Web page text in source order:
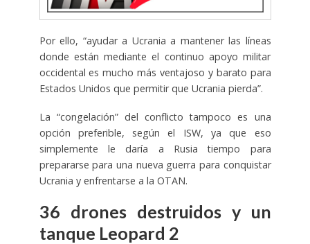
Por ello, “ayudar a Ucrania a mantener las líneas
donde están mediante el continuo apoyo militar
occidental es mucho más ventajoso y barato para
Estados Unidos que permitir que Ucrania pierda”.
La “congelación” del conflicto tampoco es una
opción preferible, según el ISW, ya que eso
simplemente le daría a Rusia tiempo para
prepararse para una nueva guerra para conquistar
Ucrania y enfrentarse a la OTAN.
36 drones destruidos y un
tanque Leopard 2